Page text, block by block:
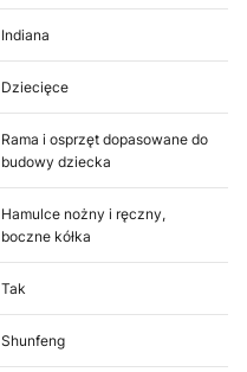
Indiana
Dziecięce
Rama i osprzęt dopasowane do
budowy dziecka
Hamulce nożny i ręczny,
boczne kółka
Tak
Shunfeng